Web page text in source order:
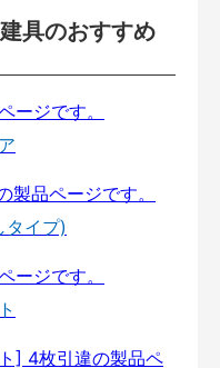
具のおすすめ
タイプ)